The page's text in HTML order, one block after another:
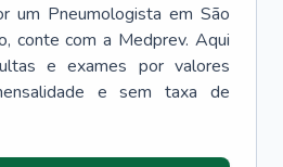
um Pneumologista em São
, conte com a Medprev. Aqui
e exames por valores
e sem taxa de